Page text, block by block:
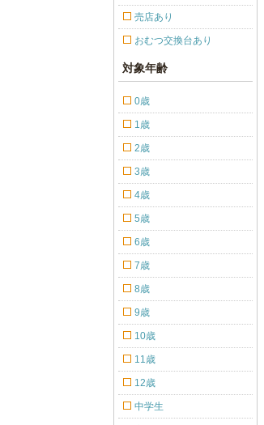
売店あり
おむつ交換台あり
対象年齢
0歳
1歳
2歳
3歳
4歳
5歳
6歳
7歳
8歳
9歳
10歳
11歳
12歳
中学生